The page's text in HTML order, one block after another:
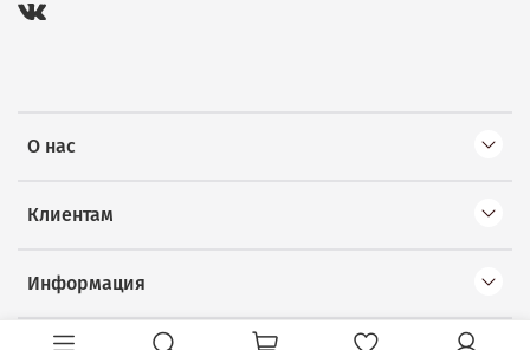
О нас
Клиентам
Информация